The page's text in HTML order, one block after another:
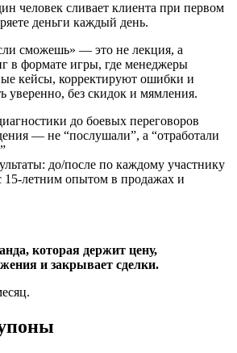
человек сливает клиента при первом
деньги каждый день.
сможешь» — это не лекция, а
в формате игры, где менеджеры
кейсы, корректируют ошибки и
уверенно, без скидок и мямления.
до боевых переговоров
— не “послушали”, а “отработали
до/после по каждому участнику
15-летним опытом в продажах и
которая держит цену,
и закрывает сделки.